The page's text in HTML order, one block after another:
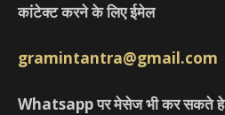
कांटेक्ट करने के लिए ईमेल
gramintantra@gmail.com
Whatsapp पर मेसेज भी कर सकते हे